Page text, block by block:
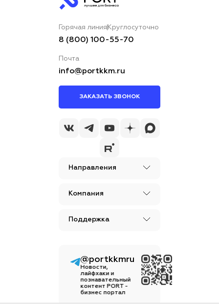
Направления
Компания
Поддержка
Горячая линия Круглосуточно
8 (800) 100-55-70
Почта
info@portkkm.ru
ЗАКАЗАТЬ ЗВОНОК
@portkkmru
Новости,
лайфхаки и
познавательный
контент PORT -
бизнес портал